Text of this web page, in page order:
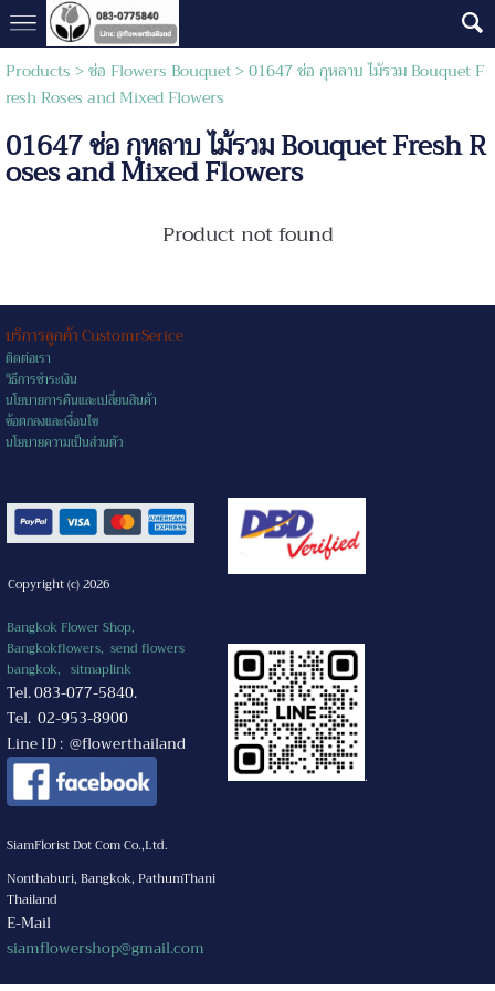
Products >ช่อ Flowers Bouquet> 01647 ช่อ กุหลาบ ไม้รวม Bouquet F
resh Roses and Mixed Flowers
01647 ช่อ กุหลาบ ไม้รวม Bouquet Fresh R
oses and Mixed Flowers
Product not found
บริการลูกค้า CustomrSerice
ติดต่อเรา
วิธีการชำระเงิน
นโยบายการคืนและเปลี่ยนสินค้า
ข้อตกลงและเงื่อนไข
นโยบายความเป็นส่วนตัว
Copyright (c) 2026
Bangkok Flower Shop,
Bangkokflowers, send flowers
bangkok, sitmaplink
Tel. 083-077-5840.
Tel. 02-953-8900
Line ID : @flowerthailand
.
SiamFlorist Dot Com Co.,Ltd.
Nonthaburi, Bangkok, PathumThani
Thailand
E-Mail
siamflowershop@gmail.com